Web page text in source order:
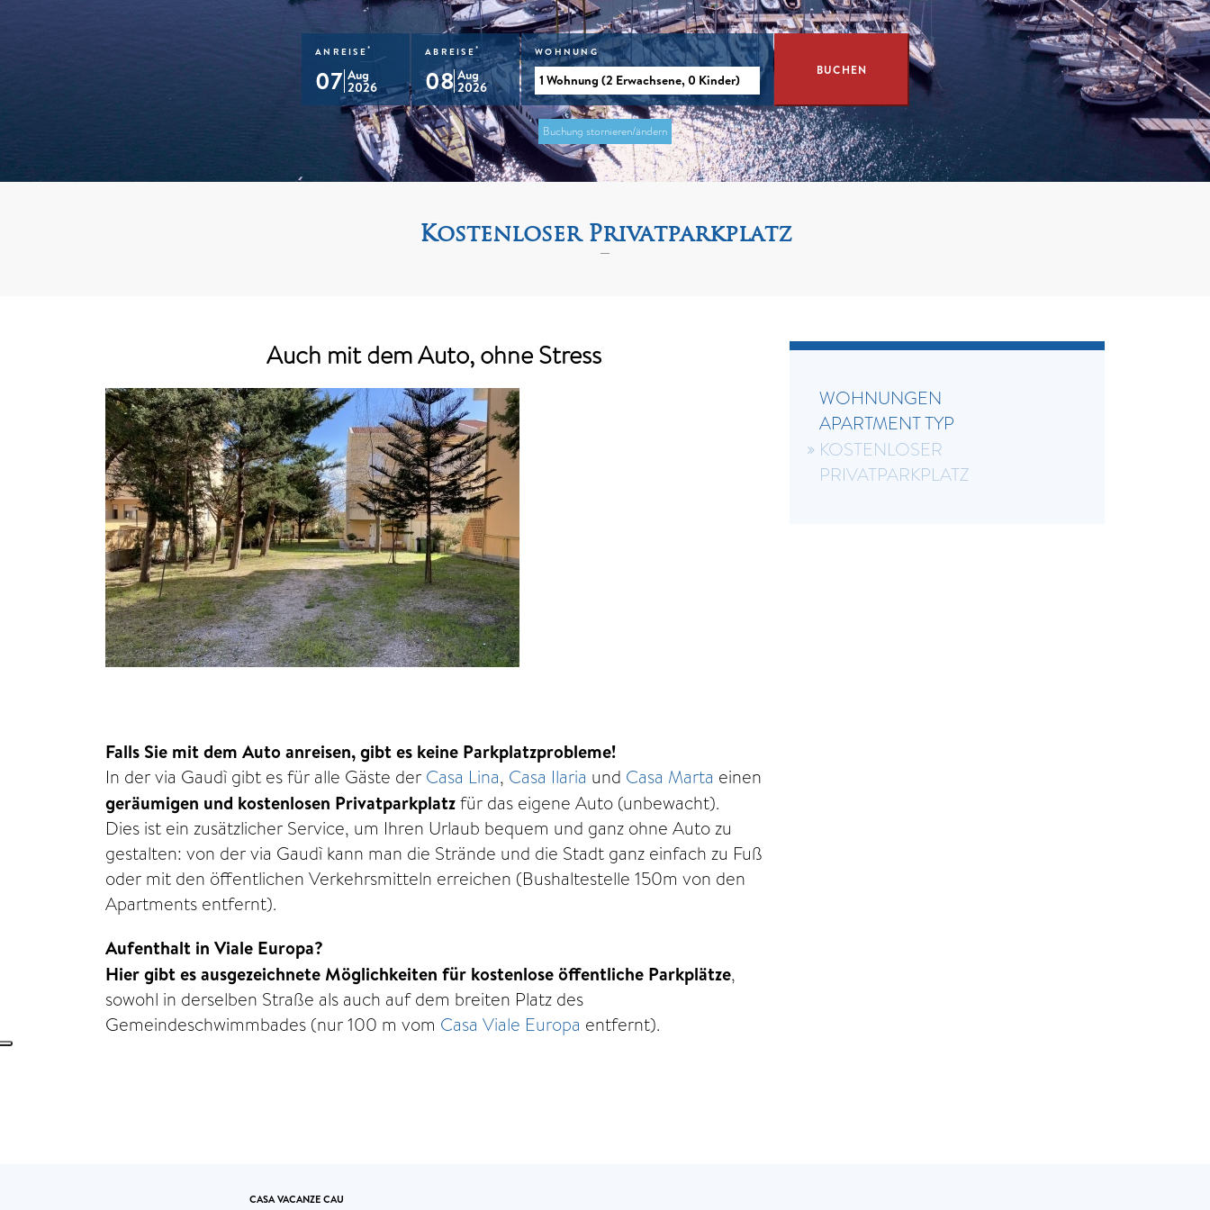
ANREISE *
07 Aug
2026
ABREISE *
08Aug
2026
WOHNUNG
Buchung stornieren/ändern
Kostenloser Privatparkplatz
Auch mit dem Auto, ohne Stress
Falls Sie mit dem Auto anreisen, gibt es keine Parkplatzprobleme!
In der via Gaudì gibt es für alle Gäste der Casa Lina, Casa Ilaria und Casa Marta einen
geräumigen und kostenlosen Privatparkplatzfür das eigene Auto (unbewacht).
Dies ist ein zusätzlicher Service, um Ihren Urlaub bequem und ganz ohne Auto zu
gestalten: von der via Gaudì kann man die Strände und die Stadt ganz einfach zu Fuß
oder mit den öffentlichen Verkehrsmitteln erreichen (Bushaltestelle 150m von den
Apartments entfernt).
Aufenthalt in Viale Europa?
Hier gibt es ausgezeichnete Möglichkeiten für kostenlose öffentliche Parkplätze,
sowohl in derselben Straße als auch auf dem breiten Platz des
Gemeindeschwimmbades (nur 100 m vom Casa Viale Europa entfernt).
WOHNUNGEN
APARTMENT TYP
KOSTENLOSER
PRIVATPARKPLATZ
CASA VACANZE CAU